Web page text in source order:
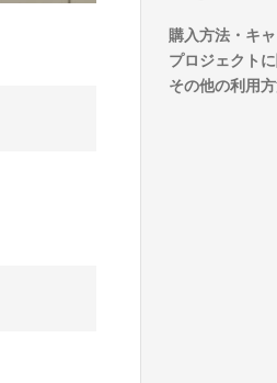
購入方法・キ
プロジェクト
その他の利用